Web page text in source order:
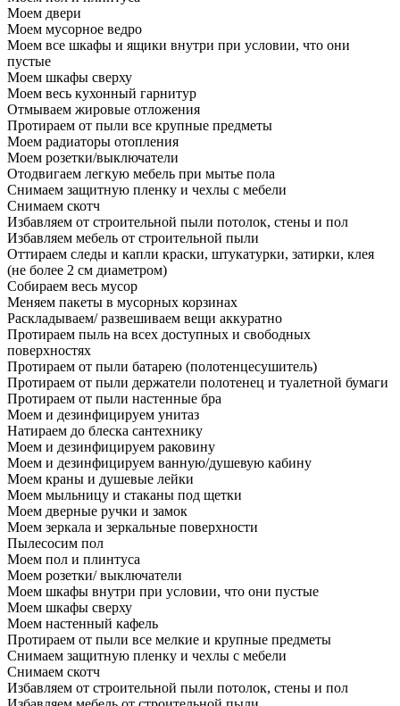
Моем двери
Моем мусорное ведро
Моем все шкафы и ящики внутри при условии, что они
пустые
Моем шкафы сверху
Моем весь кухонный гарнитур
Отмываем жировые отложения
Протираем от пыли все крупные предметы
Моем радиаторы отопления
Моем розетки/выключатели
Отодвигаем легкую мебель при мытье пола
Снимаем защитную пленку и чехлы с мебели
Снимаем скотч
Избавляем от строительной пыли потолок, стены и пол
Избавляем мебель от строительной пыли
Оттираем следы и капли краски, штукатурки, затирки, клея
(не более 2 см диаметром)
Собираем весь мусор
Меняем пакеты в мусорных корзинах
Раскладываем/ развешиваем вещи аккуратно
Протираем пыль на всех доступных и свободных
поверхностях
Протираем от пыли батарею (полотенцесушитель)
Протираем от пыли держатели полотенец и туалетной бумаги
Протираем от пыли настенные бра
Моем и дезинфицируем унитаз
Натираем до блеска сантехнику
Моем и дезинфицируем раковину
Моем и дезинфицируем ванную/душевую кабину
Моем краны и душевые лейки
Моем мыльницу и стаканы под щетки
Моем дверные ручки и замок
Моем зеркала и зеркальные поверхности
Пылесосим пол
Моем пол и плинтуса
Моем розетки/ выключатели
Моем шкафы внутри при условии, что они пустые
Моем шкафы сверху
Моем настенный кафель
Протираем от пыли все мелкие и крупные предметы
Снимаем защитную пленку и чехлы с мебели
Снимаем скотч
Избавляем от строительной пыли потолок, стены и пол